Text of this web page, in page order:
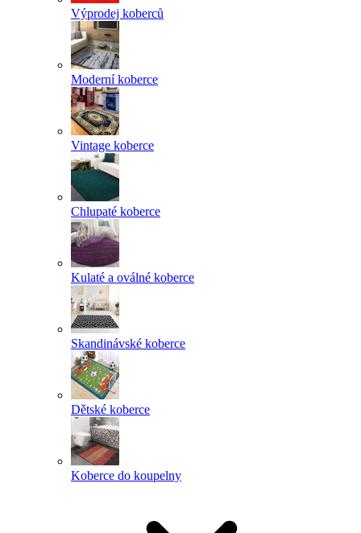
Výprodej koberců
Moderní koberce
Vintage koberce
Chlupaté koberce
Kulaté a oválné koberce
Skandinávské koberce
Dětské koberce
Koberce do koupelny